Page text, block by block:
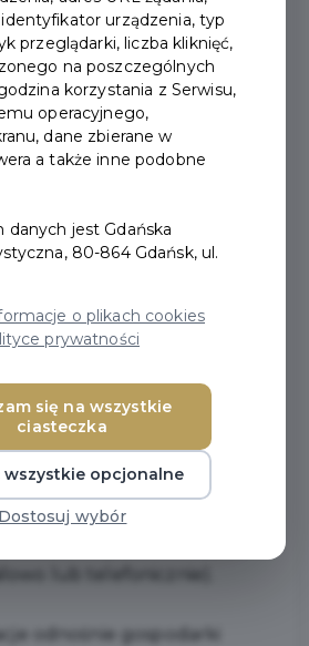
z magazynu
Turystycznej należy
dokument zamówienia
go na adres:
drukowanych materiałów
-POBIERZ(968.79 KB)
.pdf -
POBIERZ (44 KB)
jest w każdy wtorek, w
do 12:00. Odebranie
możliwe jest po
odnośnie gospodarki
urządzenia, typ
przeglądarki, liczba kliknięć,
na poszczególnych
korzystania z Serwisu,
operacyjnego,
dane zbierane w
a także inne podobne
jest Gdańska
80-864 Gdańsk, ul.
o plikach cookies
prywatności
się na wszystkie
ciasteczka
wszystkie opcjonalne
Dostosuj wybór